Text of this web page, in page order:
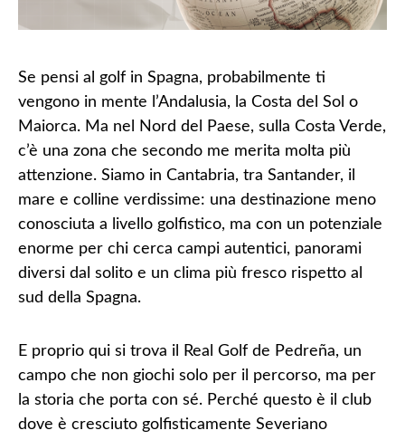
Se pensi al golf in Spagna, probabilmente ti
vengono in mente l’Andalusia, la Costa del Sol o
Maiorca. Ma nel Nord del Paese, sulla Costa Verde,
c’è una zona che secondo me merita molta più
attenzione. Siamo in Cantabria, tra Santander, il
mare e colline verdissime: una destinazione meno
conosciuta a livello golfistico, ma con un potenziale
enorme per chi cerca campi autentici, panorami
diversi dal solito e un clima più fresco rispetto al
sud della Spagna.
E proprio qui si trova il Real Golf de Pedreña, un
campo che non giochi solo per il percorso, ma per
la storia che porta con sé. Perché questo è il club
dove è cresciuto golfisticamente Severiano